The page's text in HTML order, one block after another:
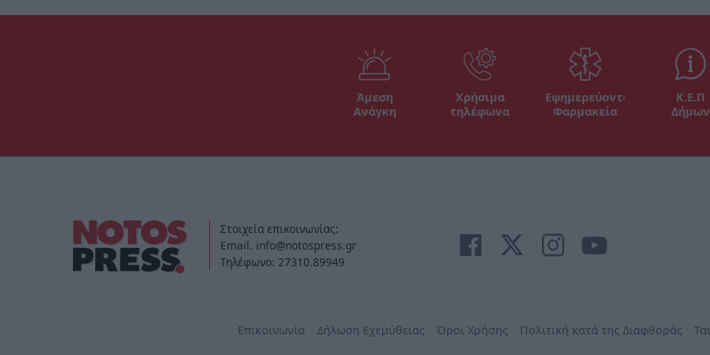
Άμεση
Ανάγκη
Χρήσιμα
τηλέφωνα
Εφημερεύοντα
Φαρμακεία
Κ.Ε.Π
Δήμων
Στοιχεία επικοινωνίας:
Email. info@notospress.gr
Τηλέφωνο: 27310.89949
Επικοινωνία Δήλωση Εχεμύθειας Όροι Χρήσης Πολιτική κατά της Διαφθοράς